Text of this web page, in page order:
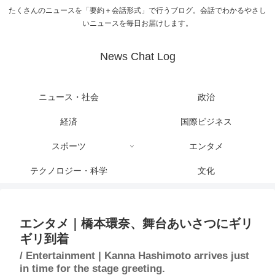
たくさんのニュースを「要約＋会話形式」で行うブログ。会話でわかるやさし
いニュースを毎日お届けします。
News Chat Log
ニュース・社会 政治
経済 国際ビジネス
スポーツ エンタメ
テクノロジー・科学 文化
エンタメ｜橋本環奈、舞台あいさつにギリ
ギリ到着
/ Entertainment | Kanna Hashimoto arrives just
in time for the stage greeting.